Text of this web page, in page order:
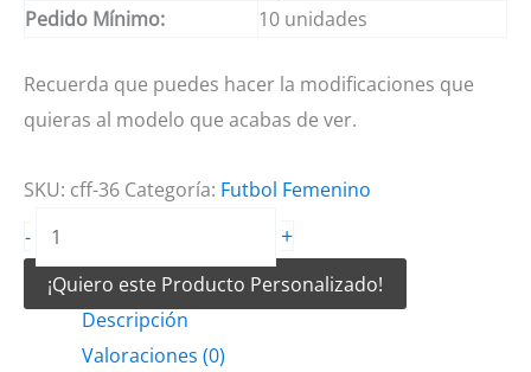
Pedido Mínimo:
10 unidades
Recuerda que puedes hacer la modificaciones que
quieras al modelo que acabas de ver.
SKU: cff-36 Categoría: Futbol Femenino
-
Camiseta
de
Futbol
Femenino
Rosado
+
¡Quiero este Producto Personalizado!
Descripción
Valoraciones (0)